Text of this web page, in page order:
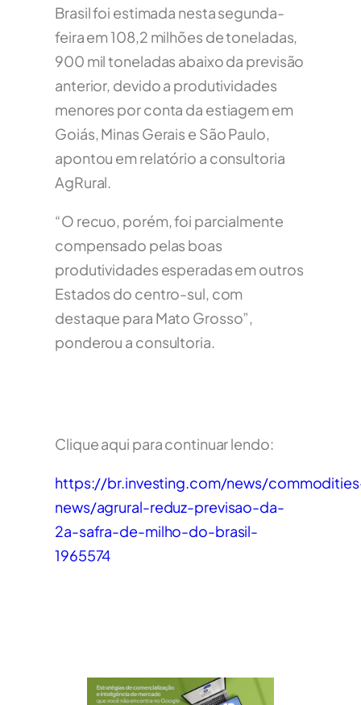
Brasil foi estimada nesta segunda-
feira em 108,2 milhões de toneladas,
900 mil toneladas abaixo da previsão
anterior, devido a produtividades
menores por conta da estiagem em
Goiás, Minas Gerais e São Paulo,
apontou em relatório a consultoria
AgRural.
“O recuo, porém, foi parcialmente
compensado pelas boas
produtividades esperadas em outros
Estados do centro-sul, com
destaque para Mato Grosso”,
ponderou a consultoria.
Clique aqui para continuar lendo:
https://br.investing.com/news/
news/agrural-reduz-previsao-da-
2a-safra-de-milho-do-brasil-
1965574